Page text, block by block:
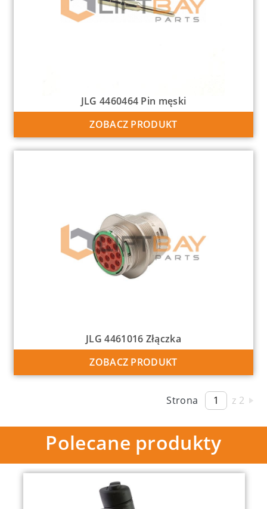
JLG 4460464 Pin męski
ZOBACZ PRODUKT
JLG 4461016 Złączka
ZOBACZ PRODUKT
Strona z 2
Polecane produkty